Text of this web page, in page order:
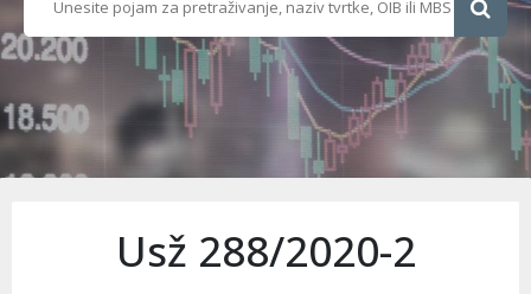
Usž 288/2020-2